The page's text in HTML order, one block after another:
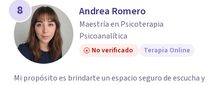
8 Andrea Romero
Maestría en Psicoterapia
Psicoanalítica
No verificado Terapia Online
Mi propósito es brindarte un espacio seguro de escucha y